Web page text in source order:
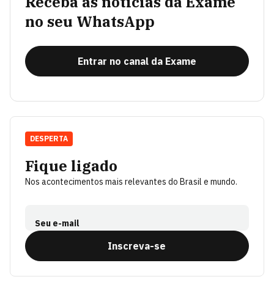
no seu WhatsApp
Entrar no canal da Exame
Fique ligado
Nos acontecimentos mais relevantes do Brasil e mundo.
Seu e-mail
Inscreva-se
DESPERTA